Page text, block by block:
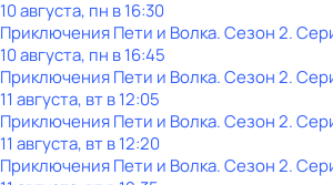
10 августа, пн в 16:30
Приключения Пети и Волка. Сезон 2.
10 августа, пн в 16:45
Приключения Пети и Волка. Сезон 2.
11 августа, вт в 12:05
Приключения Пети и Волка. Сезон 2.
11 августа, вт в 12:20
Приключения Пети и Волка. Сезон 2.